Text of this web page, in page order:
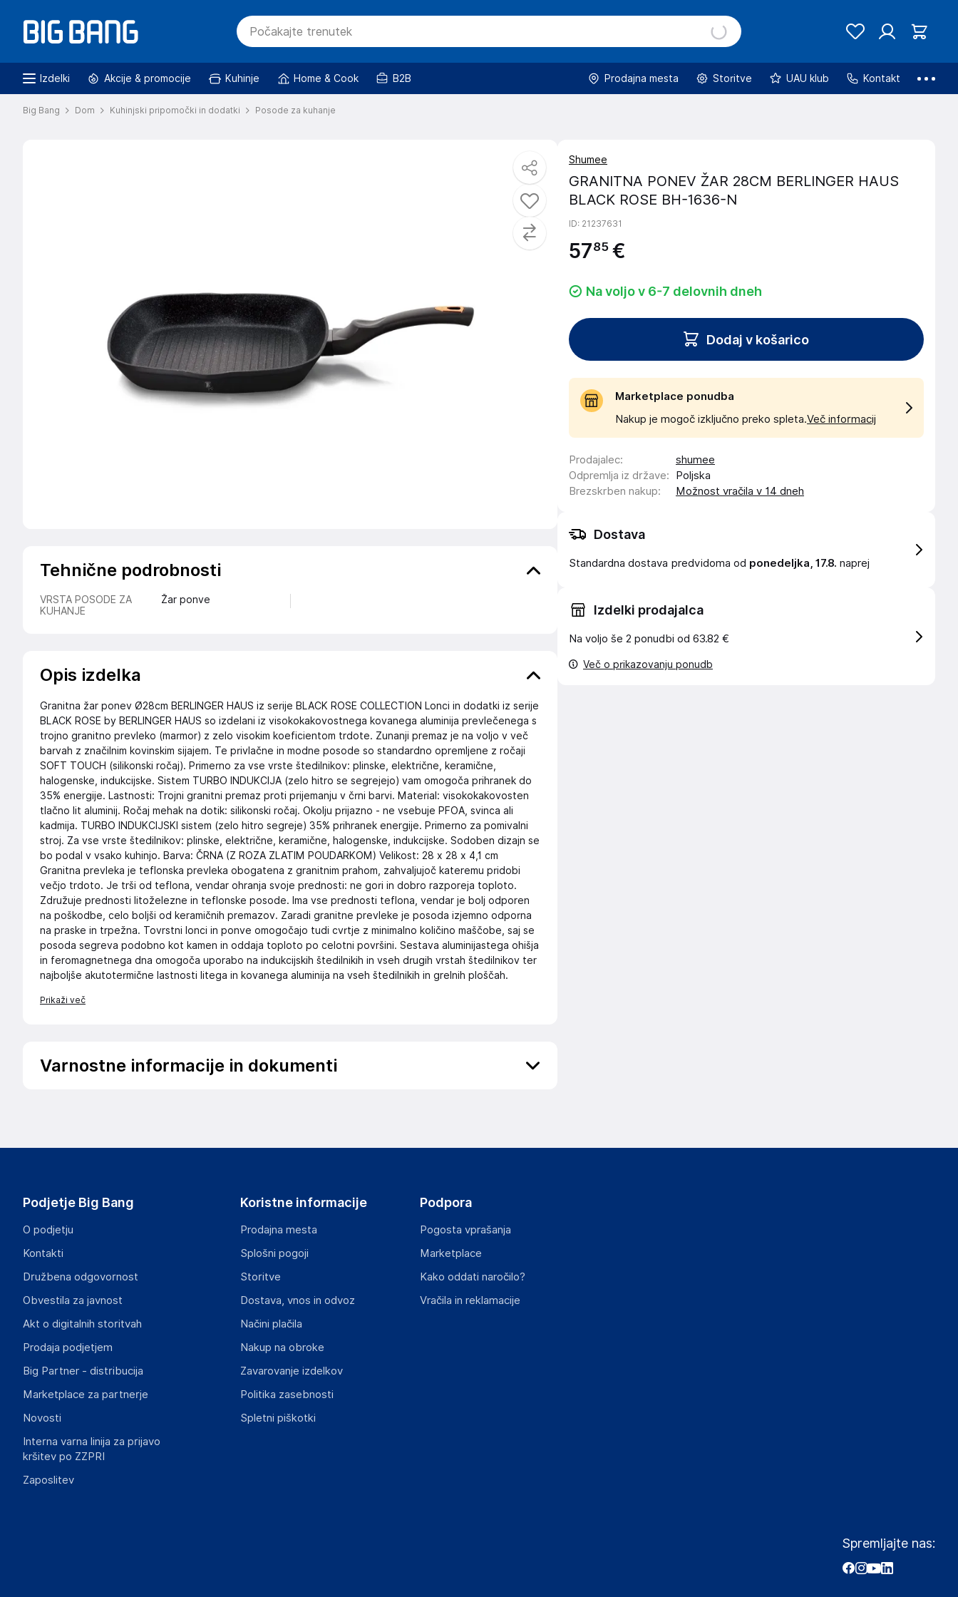
Izdelki Akcije & promocije Kuhinje Home & Cook B2B Prodajna mesta Storitve UAU klub Kontakt
Big Bang Dom Kuhinjski pripomočki in dodatki Posode za kuhanje
Tehnične podrobnosti
VRSTA POSODE ZA
KUHANJE
Žar ponve
Opis izdelka
Granitna žar ponev Ø28cm BERLINGER HAUS iz serije BLACK ROSE COLLECTION Lonci in dodatki iz serije
BLACK ROSE by BERLINGER HAUS so izdelani iz visokokakovostnega kovanega aluminija prevlečenega s
trojno granitno prevleko (marmor) z zelo visokim koeficientom trdote. Zunanji premaz je na voljo v več
barvah z značilnim kovinskim sijajem. Te privlačne in modne posode so standardno opremljene z ročaji
SOFT TOUCH (silikonski ročaj). Primerno za vse vrste štedilnikov: plinske, električne, keramične,
halogenske, indukcijske. Sistem TURBO INDUKCIJA (zelo hitro se segrejejo) vam omogoča prihranek do
35% energije. Lastnosti: Trojni granitni premaz proti prijemanju v črni barvi. Material: visokokakovosten
tlačno lit aluminij. Ročaj mehak na dotik: silikonski ročaj. Okolju prijazno - ne vsebuje PFOA, svinca ali
kadmija. TURBO INDUKCIJSKI sistem (zelo hitro segreje) 35% prihranek energije. Primerno za pomivalni
stroj. Za vse vrste štedilnikov: plinske, električne, keramične, halogenske, indukcijske. Sodoben dizajn se
bo podal v vsako kuhinjo. Barva: ČRNA (Z ROZA ZLATIM POUDARKOM) Velikost: 28 x 28 x 4,1 cm
Granitna prevleka je teflonska prevleka obogatena z granitnim prahom, zahvaljujoč kateremu pridobi
večjo trdoto. Je trši od teflona, vendar ohranja svoje prednosti: ne gori in dobro razporeja toploto.
Združuje prednosti litoželezne in teflonske posode. Ima vse prednosti teflona, vendar je bolj odporen
na poškodbe, celo boljši od keramičnih premazov. Zaradi granitne prevleke je posoda izjemno odporna
na praske in trpežna. Tovrstni lonci in ponve omogočajo tudi cvrtje z minimalno količino maščobe, saj se
posoda segreva podobno kot kamen in oddaja toploto po celotni površini. Sestava aluminijastega ohišja
in feromagnetnega dna omogoča uporabo na indukcijskih štedilnikih in vseh drugih vrstah štedilnikov ter
najboljše akutotermične lastnosti litega in kovanega aluminija na vseh štedilnikih in grelnih ploščah.
Prikaži več
Varnostne informacije in dokumenti
zamowienia@supermerchant.base.com
Gospodarski subjekt s sedežem v EU, ki zagotavlja skladnost izdelka z zahtevanimi predpisi.
1 MAJA 31/33 M6, 90-739 ŁÓDŹ
Poland
Shumee
GRANITNA PONEV ŽAR 28CM BERLINGER HAUS
BLACK ROSE BH-1636-N
ID: 21237631
5785 €
Na voljo v 6-7 delovnih dneh
Dodaj v košarico
Marketplace ponudba
Nakup je mogoč izključno preko spleta.Več informacij
Prodajalec:
shumee
Odpremlja iz države:
Poljska
Brezskrben nakup: Možnost vračila v 14 dneh
Dostava
Standardna dostava predvidoma od ponedeljka, 17.8. naprej
Izdelki prodajalca
Na voljo še 2 ponudbi od 63.82 €
Več o prikazovanju ponudb
Podjetje Big Bang
O podjetju
Kontakti
Družbena odgovornost
Obvestila za javnost
Akt o digitalnih storitvah
Prodaja podjetjem
Big Partner - distribucija
Marketplace za partnerje
Novosti
Interna varna linija za prijavo
kršitev po ZZPRI
Zaposlitev
Koristne informacije
Prodajna mesta
Splošni pogoji
Storitve
Dostava, vnos in odvoz
Načini plačila
Nakup na obroke
Zavarovanje izdelkov
Politika zasebnosti
Spletni piškotki
Podpora
Pogosta vprašanja
Marketplace
Kako oddati naročilo?
Vračila in reklamacije
Spremljajte nas: